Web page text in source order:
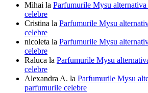
Mihai la Parfumurile Mysu
celebre
Cristina la Parfumurile Mysu
celebre
nicoleta la Parfumurile Mysu
celebre
Raluca la Parfumurile Mysu
celebre
Alexandra A. la Parfumurile Mysu
parfumurile celebre